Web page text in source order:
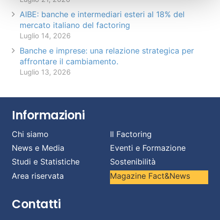
AIBE: banche e intermediari esteri al 18% del
mercato italiano del factoring
Luglio 14, 2026
Banche e imprese: una relazione strategica per
affrontare il cambiamento.
Luglio 13, 2026
Informazioni
Chi siamo
Il Factoring
News e Media
Eventi e Formazione
Studi e Statistiche
Sostenibilità
Area riservata
Magazine Fact&News
Contatti